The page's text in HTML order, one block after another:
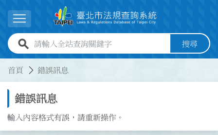
展開選單
全站查詢關鍵字欄位 搜尋
首頁 錯誤訊息
錯誤訊息
輸入內容格式有誤，請重新操作。